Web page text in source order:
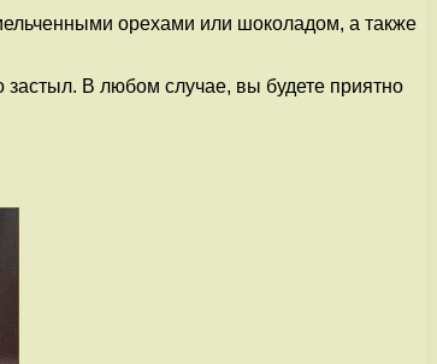
орехами или шоколадом, а также
В любом случае, вы будете приятно